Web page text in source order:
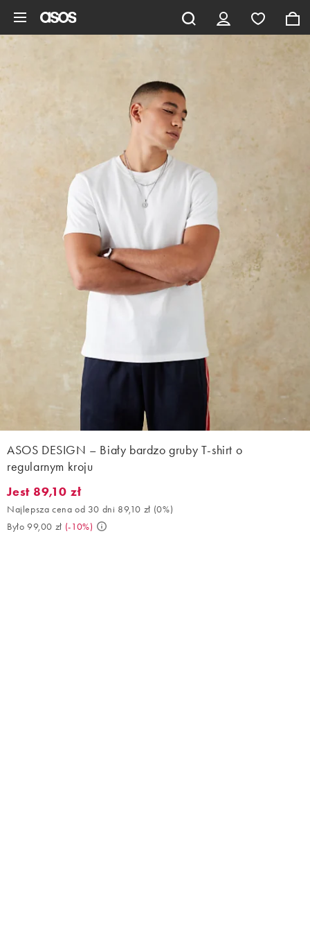
ASOS DESIGN – Biały bardzo gruby T-shirt o
regularnym kroju
Jest 89,10 zł. Najlepsza cena od 30 dni 89,10 zł (0%). Było
Jest 89,10 zł
Najlepsza cena od 30 dni 89,10 zł (0%)
Było 99,00 zł (-10%)